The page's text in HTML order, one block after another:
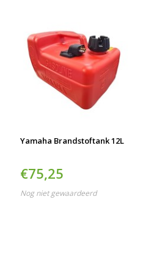
Yamaha Brandstoftank 12L
€75,25
Nog niet gewaardeerd